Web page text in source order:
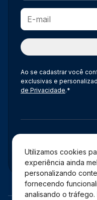
Utilizamos cookies
experiência ainda
personalizando
fornecendo
analisando o
Ao se cadastrar você
exclusivas e
de Privacidade.*
Administração